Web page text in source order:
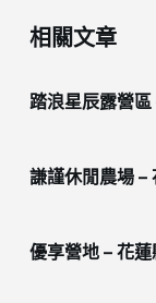
相關文章
踏浪星辰露營
謙謹休閒農場 –
優享營地 – 花